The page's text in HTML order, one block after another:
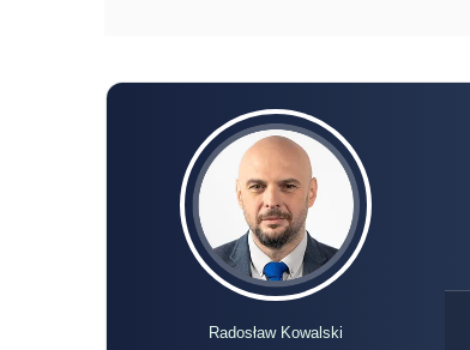
Radosław Kowalski